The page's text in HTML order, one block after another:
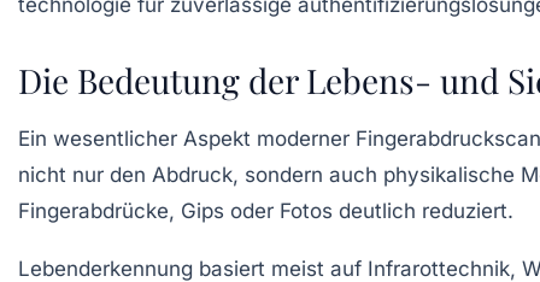
Die Bedeutung der Lebens- und
Ein wesentlicher Aspekt moderner
nicht nur den Abdruck, sondern auch physikalische
Fingerabdrücke, Gips oder Fotos deutlich reduziert.
Lebenderkennung basiert meist auf Infrarottechnik,